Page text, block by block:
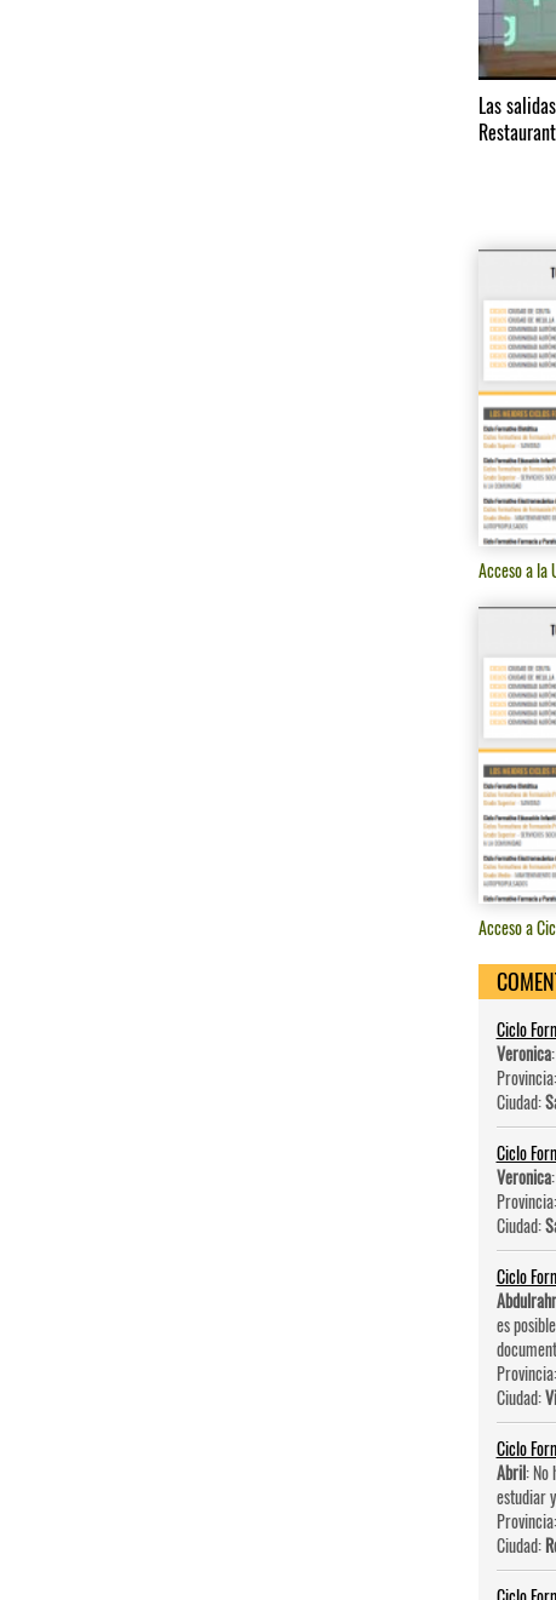
Las
Acceso a la
Acceso a
Ciclo
Veronica
Provincia:
Ciudad:
Ciclo
Veronica
Provincia:
Ciudad:
Ciclo
es
Provincia:
Ciudad:
Ciclo
Abril: No
estudiar
Provincia:
Ciudad: